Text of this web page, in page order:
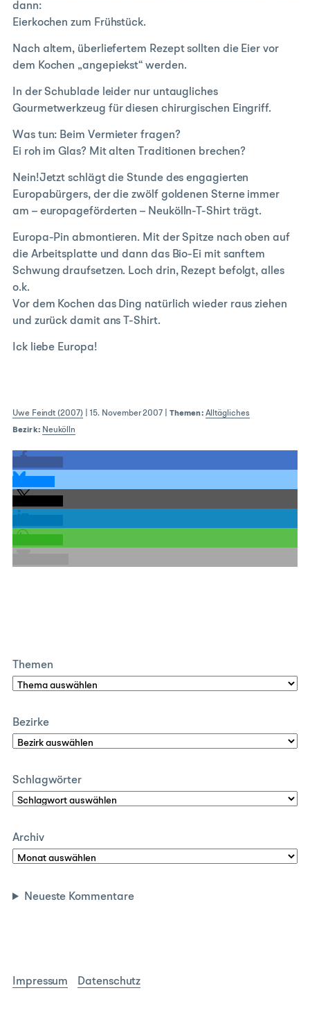
dann:
Eierkochen zum Frühstück.
Nach altem, überliefertem Rezept sollten die Eier vor
dem Kochen „angepiekst“ werden.
In der Schublade leider nur untaugliches
Gourmetwerkzeug für diesen chirurgischen Eingriff.
Was tun: Beim Vermieter fragen?
Ei roh im Glas? Mit alten Traditionen brechen?
Nein!Jetzt schlägt die Stunde des engagierten
Europabürgers, der die zwölf goldenen Sterne immer
am – europageförderten – Neukölln-T-Shirt trägt.
Europa-Pin abmontieren. Mit der Spitze nach oben auf
die Arbeitsplatte und dann das Bio-Ei mit sanftem
Schwung draufsetzen. Loch drin, Rezept befolgt, alles
o.k.
Vor dem Kochen das Ding natürlich wieder raus ziehen
und zurück damit ans T-Shirt.
Ick liebe Europa!
Uwe Feindt (2007)| 15. November 2007 Themen: Alltägliches
Bezirk: Neukölln
Themen
Bezirke
Schlagwörter
Archiv
Neueste Kommentare
Impressum Datenschutz